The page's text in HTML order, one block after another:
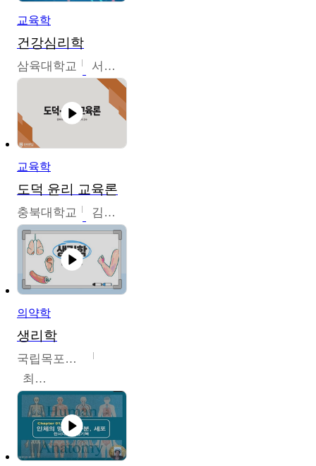
교육학
건강심리학
삼육대학교 서경현
교육학
도덕 윤리 교육론
충북대학교 김연숙
의약학
생리학
국립목포대학교
최소은